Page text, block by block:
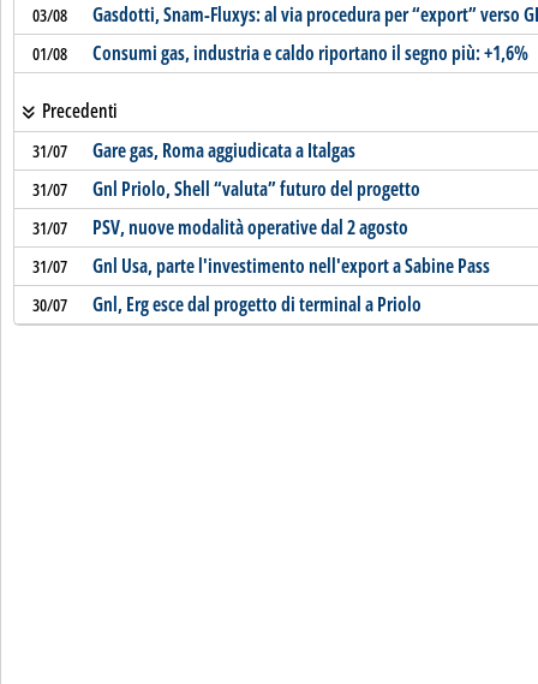
03/08 Gasdotti, Snam-Fluxys: al via procedura per “export” verso
01/08 Consumi gas, industria e caldo riportano il segno più: +1,6%
Precedenti
31/07 Gare gas, Roma aggiudicata a Italgas
31/07 Gnl Priolo, Shell “valuta” futuro del progetto
31/07 PSV, nuove modalità operative dal 2 agosto
31/07 Gnl Usa, parte l'investimento nell'export a Sabine Pass
30/07 Gnl, Erg esce dal progetto di terminal a Priolo